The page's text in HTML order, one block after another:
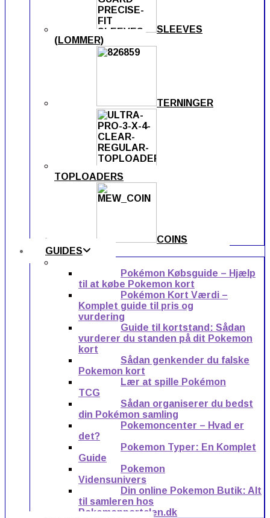
SLEEVES
(LOMMER)
TERNINGER
TOPLOADERS
COINS
GUIDES
Pokémon Købsguide – Hjælp
til at købe Pokemon kort
Pokémon Kort Værdi –
Komplet guide til pris og
vurdering
Guide til kortstand: Sådan
vurderer du standen på dit Pokemon
kort
Sådan genkender du falske
Pokemon kort
Lær at spille Pokémon
TCG
Sådan organiserer du bedst
din Pokémon samling
Pokemoncenter – Hvad er
det?
Pokemon Typer: En Komplet
Guide
Pokemon
Vidensunivers
Din online Pokemon Butik: Alt
til samleren hos
Pokemonportalen.dk